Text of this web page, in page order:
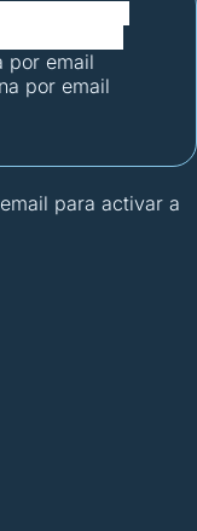
por email
por email
para activar a